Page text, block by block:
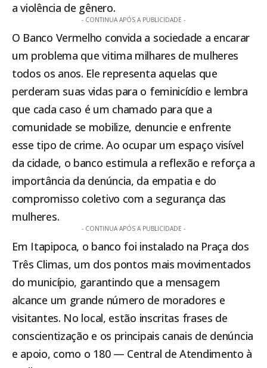
a violência de gênero.
- CONTINUA APÓS A PUBLICIDADE -
O Banco Vermelho convida a sociedade a encarar
um problema que vitima milhares de mulheres
todos os anos. Ele representa aquelas que
perderam suas vidas para o feminicídio e lembra
que cada caso é um chamado para que a
comunidade se mobilize, denuncie e enfrente
esse tipo de crime. Ao ocupar um espaço visível
da cidade, o banco estimula a reflexão e reforça a
importância da denúncia, da empatia e do
compromisso coletivo com a segurança das
mulheres.
- CONTINUA APÓS A PUBLICIDADE -
Em Itapipoca, o banco foi instalado na Praça dos
Três Climas, um dos pontos mais movimentados
do município, garantindo que a mensagem
alcance um grande número de moradores e
visitantes. No local, estão inscritas frases de
conscientização e os principais canais de denúncia
e apoio, como o 180 — Central de Atendimento à